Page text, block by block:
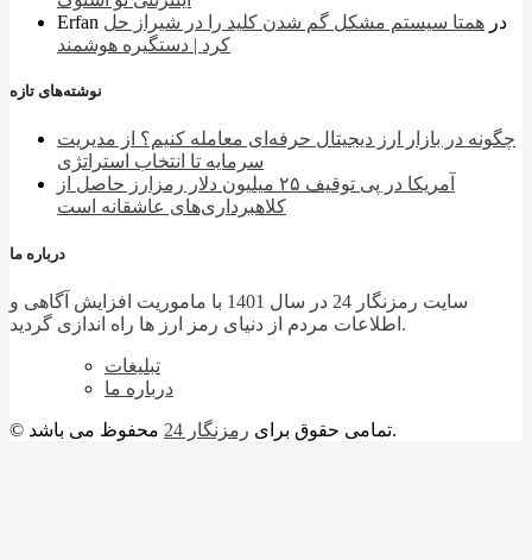
Erfan
در همتا سیستم مشکل گم شدن کلید را در شیراز حل
کرد | دستگیره هوشمند
نوشته‌های تازه
چگونه در بازار ارز دیجیتال حرفه‌ای معامله کنیم؟ از مدیریت
سرمایه تا انتخاب استراتژی
آمریکا در پی توقیف ۲۵ میلیون دلار رمزارز حاصل از
کلاهبرداری‌های عاشقانه است
درباره ما
سایت رمزنگار 24 در سال 1401 با ماموریت افزایش آگاهی و
اطلاعات مردم از دنیای رمز ارز ها راه اندازی گردید.
تبلیغات
درباره ما
© تمامی حقوق برای رمزنگار 24 محفوظ می باشد.